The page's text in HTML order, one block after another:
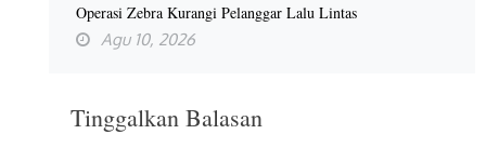
Operasi Zebra Kurangi Pelanggar Lalu Lintas
Agu 10, 2026
Tinggalkan Balasan